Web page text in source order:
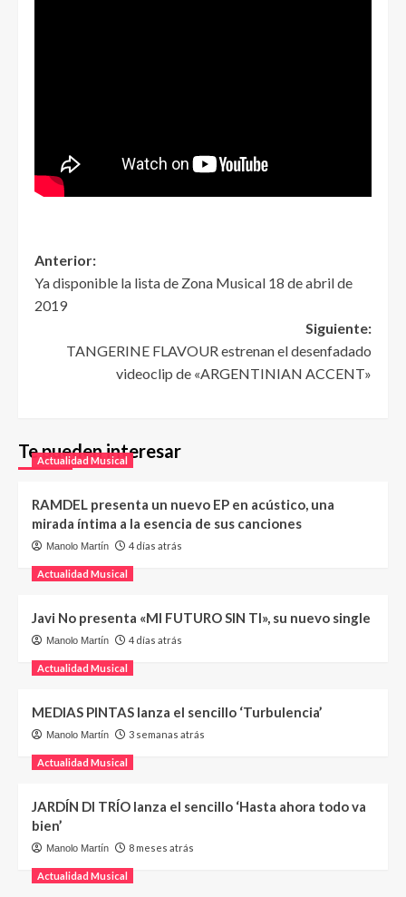
Anterior:
Ya disponible la lista de Zona Musical 18 de abril de
2019
Siguiente:
TANGERINE FLAVOUR estrenan el desenfadado
videoclip de «ARGENTINIAN ACCENT»
Te pueden interesar
Actualidad Musical
RAMDEL presenta un nuevo EP en acústico, una
mirada íntima a la esencia de sus canciones
Manolo Martín 4 días atrás
Actualidad Musical
Javi No presenta «MI FUTURO SIN TI», su nuevo single
Manolo Martín 4 días atrás
Actualidad Musical
MEDIAS PINTAS lanza el sencillo ‘Turbulencia’
Manolo Martín 3 semanas atrás
Actualidad Musical
JARDÍN DI TRÍO lanza el sencillo ‘Hasta ahora todo va
bien’
Manolo Martín 8 meses atrás
Actualidad Musical